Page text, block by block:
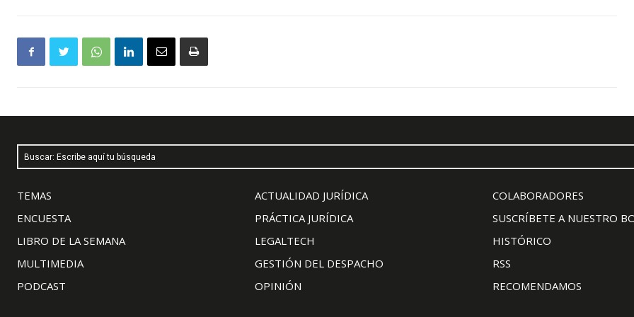
Buscar: Escribe aquí tu búsqueda
TEMAS
ENCUESTA
LIBRO DE LA SEMANA
MULTIMEDIA
PODCAST
ACTUALIDAD JURÍDICA
PRÁCTICA JURÍDICA
LEGALTECH
GESTIÓN DEL DESPACHO
OPINIÓN
COLABORADORES
SUSCRÍBETE A NUESTRO
HISTÓRICO
RSS
RECOMENDAMOS